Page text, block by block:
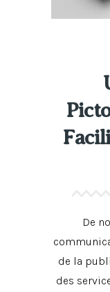
De
de la
des